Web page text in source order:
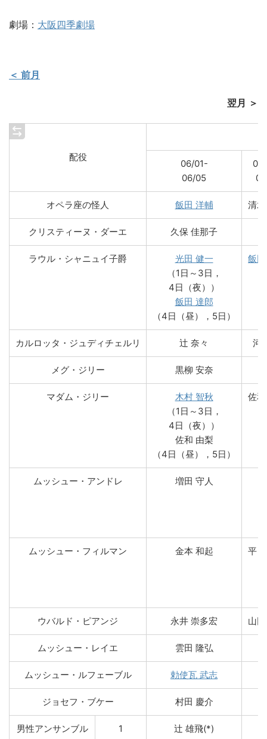
劇場： 大阪四季劇場
＜ 前月
翌月 ＞
配役
06/01-
06/05
オペラ座の怪人 飯田 洋輔 清
クリスティーヌ・ダーエ 久保 佳那子
ラウル・シャニュイ子爵
光田 健一
（1日～3日，
4日（夜））
飯田 達郎
（4日（昼），5日）
飯
カルロッタ・ジュディチェルリ 辻 奈々 河
メグ・ジリー 黒柳 安奈
マダム・ジリー
木村 智秋
（1日～3日，
4日（夜））
佐和 由梨
（4日（昼），5日）
佐
ムッシュー・アンドレ 増田 守人
ムッシュー・フィルマン 金本 和起 平
ウバルド・ピアンジ 永井 崇多宏 山
ムッシュー・レイエ 雲田 隆弘
ムッシュー・ルフェーブル 勅使瓦 武志
ジョセフ・ブケー 村田 慶介
男性アンサンブル 1 辻 雄飛(*)